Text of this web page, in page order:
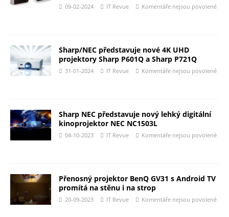
09-02-2024 IT Revue Komentáře nejsou povolené
Sharp/NEC představuje nové 4K UHD
projektory Sharp P601Q a Sharp P721Q
31-01-2024 IT Revue Komentáře nejsou povolené
Sharp NEC představuje nový lehký digitální
kinoprojektor NEC NC1503L
04-10-2023 IT Revue Komentáře nejsou povolené
Přenosný projektor BenQ GV31 s Android TV
promítá na stěnu i na strop
20-09-2023 IT Revue Komentáře nejsou povolené